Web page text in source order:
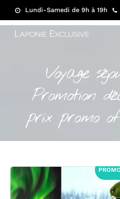
Lundi-Samedi de 9h à 19h
Voyage
Promotion
prix promo